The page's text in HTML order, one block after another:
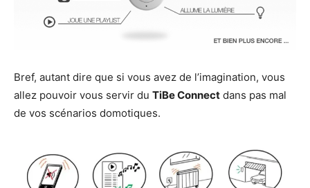
Bref, autant dire que si vous avez de l’imagination, vous
allez pouvoir vous servir du TiBe Connect dans pas mal
de vos scénarios domotiques.